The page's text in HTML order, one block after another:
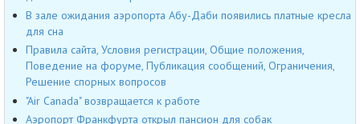
В зале ожидания аэропорта Абу-Даби появились платные кресла
для сна
Правила сайта, Условия регистрации, Общие положения,
Поведение на форуме, Публикация сообщений, Ограничения,
Решение спорных вопросов
"Air Canada" возвращается к работе
Аэропорт Франкфурта открыл пансион для собак